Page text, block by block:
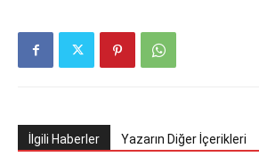
İlgili Haberler Yazarın Diğer İçerikleri